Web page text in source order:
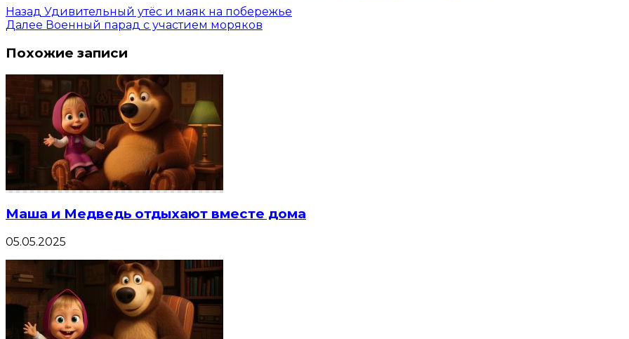
Назад Удивительный утёс и маяк на побережье
Далее Военный парад с участием моряков
Похожие записи
Маша и Медведь отдыхают вместе дома
05.05.2025